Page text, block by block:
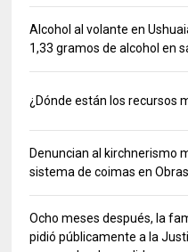
Alcohol al volante en
1,33 gramos de alcohol en
¿Dónde están los recursos
Denuncian al kirchnerismo
sistema de coimas en
Ocho meses después, la
pidió públicamente a la